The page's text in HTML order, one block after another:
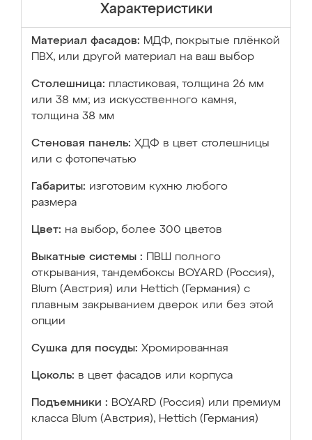
Характеристики
Материал фасадов: МДФ, покрытые плёнкой
ПВХ, или другой материал на ваш выбор
Столешница: пластиковая, толщина 26 мм
или 38 мм; из искусственного камня,
толщина 38 мм
Стеновая панель: ХДФ в цвет столешницы
или с фотопечатью
Габариты: изготовим кухню любого
размера
Цвет: на выбор, более 300 цветов
Выкатные системы :
ПВШ полного
открывания, тандембоксы BOYARD (Россия),
Blum (Австрия) или Hettich (Германия) с
плавным закрыванием дверок или без этой
опции
Сушка для посуды: Хромированная
Цоколь: в цвет фасадов или корпуса
Подъемники : BOYARD (Россия) или премиум
класса Blum (Австрия), Hettich (Германия)